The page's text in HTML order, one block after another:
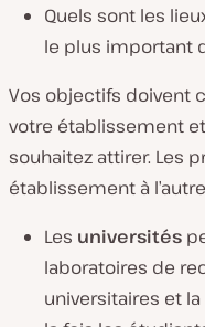
Quels sont les
le plus important
Vos objectifs doivent
votre établissement
souhaitez attirer. Les
établissement à
Les universités
laboratoires de
universitaires et